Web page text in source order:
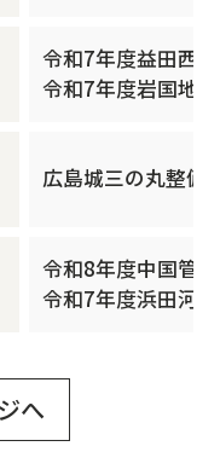
令和7年度益田西
令和7年度岩国地
広島城三の丸整備
令和8年度中国管
令和7年度浜田河
へ